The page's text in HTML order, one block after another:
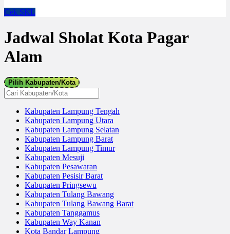
Cek SKL
Jadwal Sholat Kota Pagar
Alam
Pilih Kabupaten/Kota
Kabupaten Lampung Tengah
Kabupaten Lampung Utara
Kabupaten Lampung Selatan
Kabupaten Lampung Barat
Kabupaten Lampung Timur
Kabupaten Mesuji
Kabupaten Pesawaran
Kabupaten Pesisir Barat
Kabupaten Pringsewu
Kabupaten Tulang Bawang
Kabupaten Tulang Bawang Barat
Kabupaten Tanggamus
Kabupaten Way Kanan
Kota Bandar Lampung